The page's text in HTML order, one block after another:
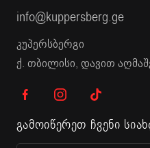
info@kuppersberg.ge
კუპერსბერგი
ქ. თბილისი, დავით
გამოიწერეთ ჩვენი